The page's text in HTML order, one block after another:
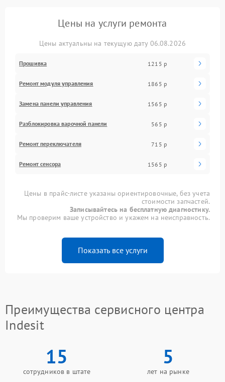
Цены на услуги ремонта
Цены актуальны на текущую дату 06.08.2026
Прошивка 1215 р
Ремонт модуля управления 1865 р
Замена панели управления 1565 р
Разблокировка варочной панели 565 р
Ремонт переключателя 715 р
Ремонт сенсора 1565 р
Цены в прайс-листе указаны ориентировочные, без учета
стоимости запчастей.
Записывайтесь на бесплатную диагностику.
Мы проверим ваше устройство и укажем на неисправность.
Показать все услуги
Преимущества сервисного центра
Indesit
15
сотрудников в штате
5
лет на рынке